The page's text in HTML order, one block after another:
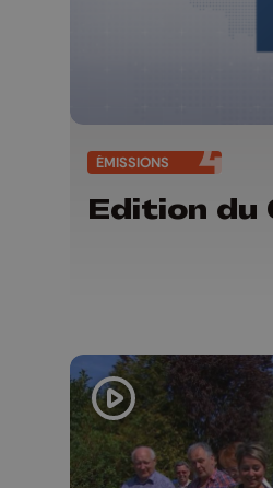
ÉMISSIONS
Edition